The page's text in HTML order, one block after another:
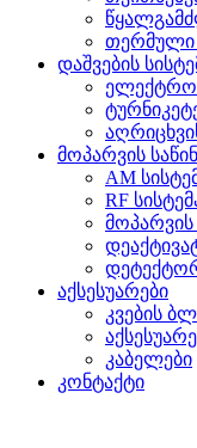
თერმული
დაშვების
ელექტრო
მოპარვის
AM
RF
აქსესუარები
კვების
კაბელები
კონტაქტი